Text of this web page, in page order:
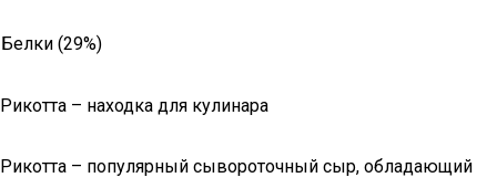
Белки (29%)
Рикотта – находка для кулинара
Рикотта – популярный сывороточный сыр, обладающий